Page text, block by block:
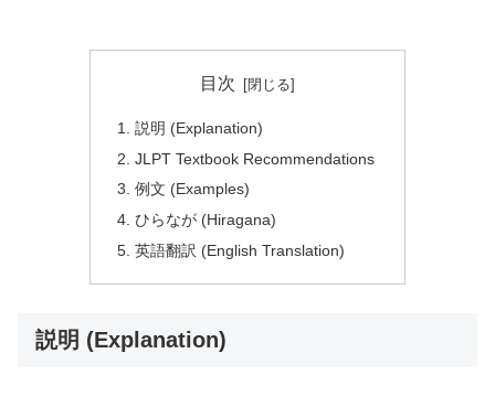
目次
説明 (Explanation)
JLPT Textbook Recommendations
例文 (Examples)
ひらなが (Hiragana)
英語翻訳 (English Translation)
説明 (Explanation)